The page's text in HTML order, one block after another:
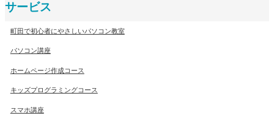
サービス
町田で初心者にやさしいパソコン教室
パソコン講座
ホームページ作成コース
キッズプログラミングコース
スマホ講座